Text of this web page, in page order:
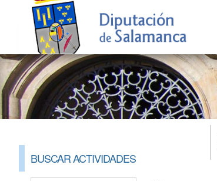
BUSCAR ACTIVIDADES